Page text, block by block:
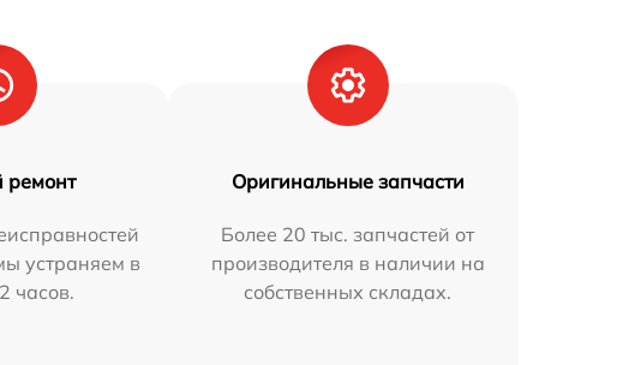
ремонт
устраняем в
часов.
Оригинальные запчасти
Более 20 тыс. запчастей от
производителя в наличии на
собственных складах.